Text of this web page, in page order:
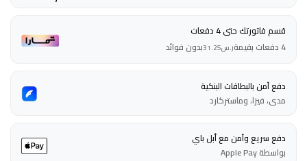
قسم فاتورتك حتى 4 دفعات
4 دفعات بقيمة
ر.س31.25بدون فوائد
دفع آمن بالبطاقات البنكية
مدى، فيزا، وماستركارد
دفع سريع وآمن مع أبل باي
بواسطة Apple Pay